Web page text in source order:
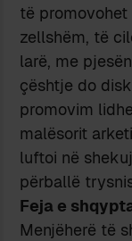
të
zellshëm, të
larë, me
çështje do
promovim
malësorit
luftoi në
përballë
Feja e
Menjëherë të